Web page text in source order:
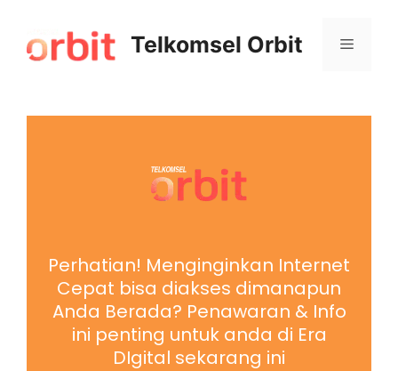
Telkomsel Orbit
Perhatian! Menginginkan Internet
Cepat bisa diakses dimanapun
Anda Berada? Penawaran & Info
ini penting untuk anda di Era
DIgital sekarang ini